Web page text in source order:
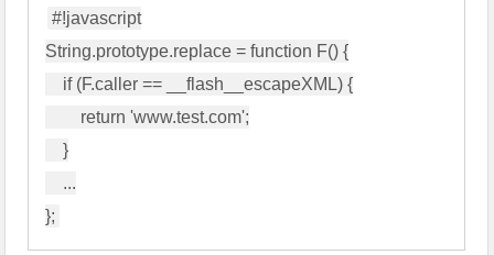
#!javascript
String.prototype.replace = function F() {
    }